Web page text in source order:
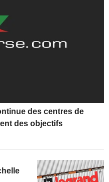
des centres de
des objectifs